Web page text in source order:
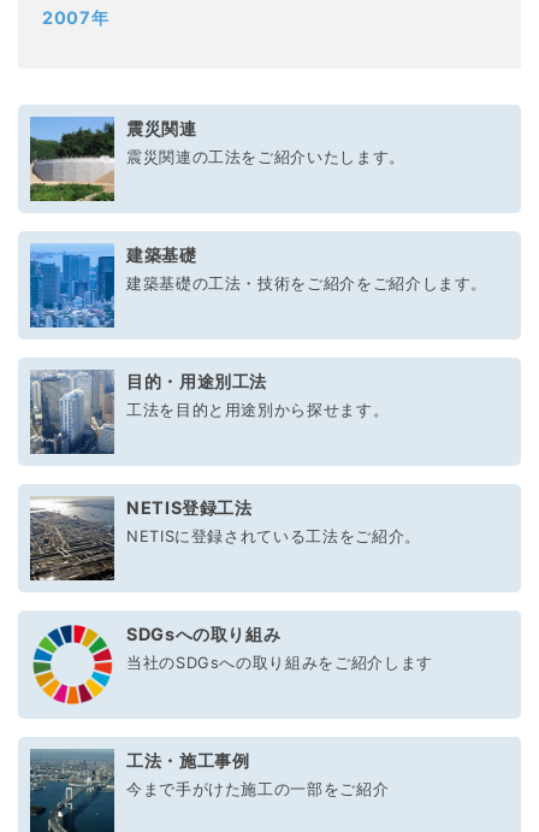
2007年
震災関連
震災関連の工法をご紹介いたします。
建築基礎
建築基礎の工法・技術をご紹介をご紹介します。
目的・用途別工法
工法を目的と用途別から探せます。
NETIS登録工法
NETISに登録されている工法をご紹介。
SDGsへの取り組み
当社のSDGsへの取り組みをご紹介します
工法・施工事例
今まで手がけた施工の一部をご紹介